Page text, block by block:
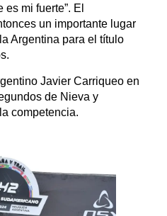
mi fuerte”. El
un importante lugar
Argentina para el título
Javier Carriqueo en
de Nieva y
competencia.